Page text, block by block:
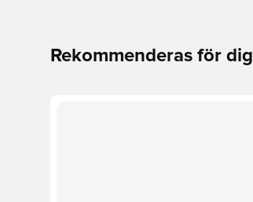
Rekommenderas för dig